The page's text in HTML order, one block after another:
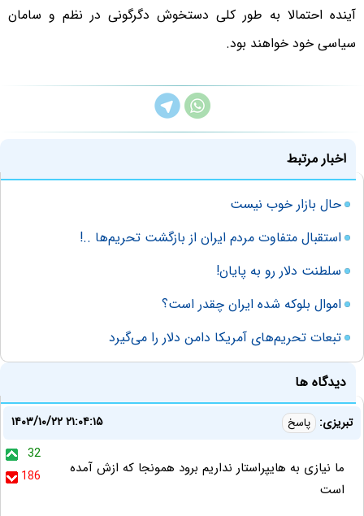
آینده احتمالا به طور کلی دستخوش دگرگونی در نظم و سامان
سیاسی خود خواهند بود.
اخبار مرتبط
حال بازار خوب نیست
استقبال متفاوت مردم ایران از بازگشت تحریم‌ها ..!
سلطنت دلار رو به پایان!
اموال بلوکه شده ایران چقدر است؟
تبعات تحریم‌های آمریکا دامن دلار را می‌گیرد
دیدگاه ها
تبریزی: پاسخ
۱۴۰۳/۱۰/۲۲ ۲۱:۰۴:۱۵
32
186
ما نیازی به هایپراستار نداریم برود همونجا که ازش آمده
است